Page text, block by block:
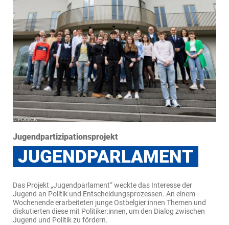
Jugendpartizipationsprojekt
JUGENDPARLAMENT
Das Projekt „Jugendparlament“ weckte das Interesse der
Jugend an Politik und Entscheidungsprozessen. An einem
Wochenende erarbeiteten junge Ostbelgier:innen Themen und
diskutierten diese mit Politiker:innen, um den Dialog zwischen
Jugend und Politik zu fördern.